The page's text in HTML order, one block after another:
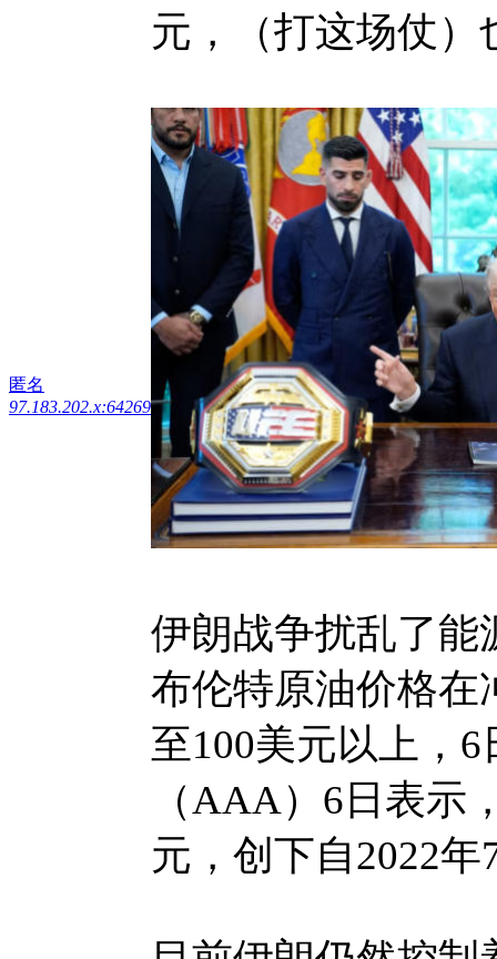
匿名
97.183.202.x:64269
元，（打这场仗）
伊朗战争扰乱了能
布伦特原油价格在
至100美元以上，
（AAA）6日表示
元，创下自2022